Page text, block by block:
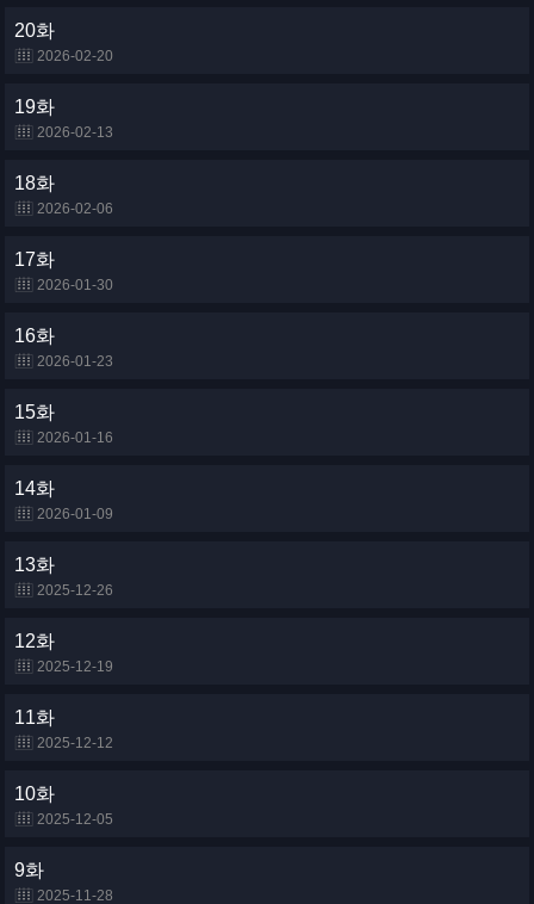
20화
2026-02-20
19화
2026-02-13
18화
2026-02-06
17화
2026-01-30
16화
2026-01-23
15화
2026-01-16
14화
2026-01-09
13화
2025-12-26
12화
2025-12-19
11화
2025-12-12
10화
2025-12-05
9화
2025-11-28